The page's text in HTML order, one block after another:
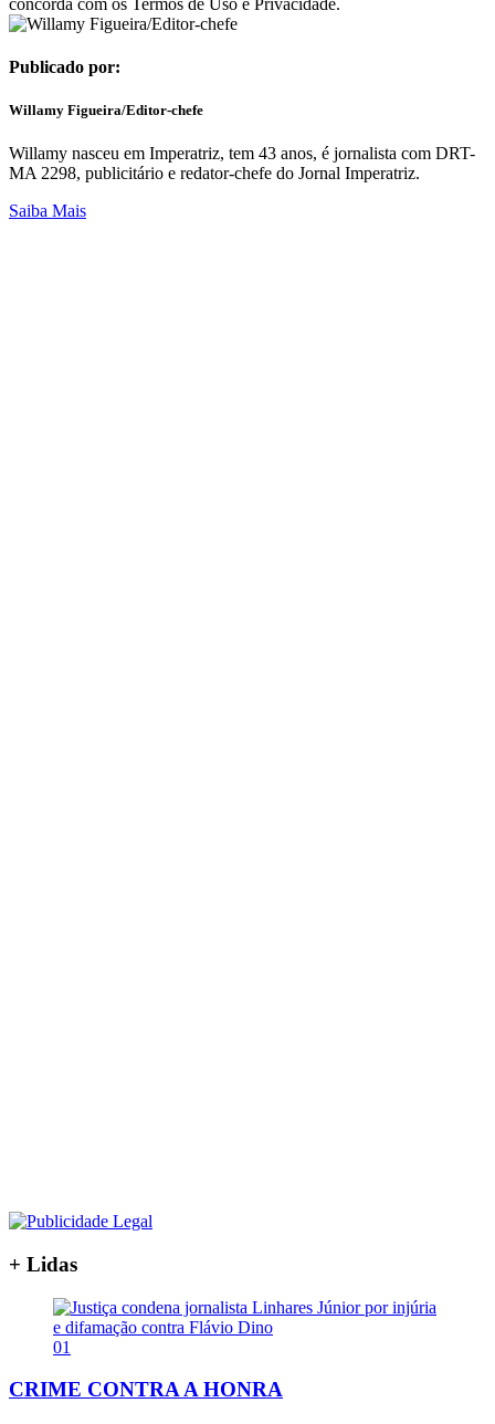
Publicado por:
Willamy Figueira/Editor-chefe
Willamy nasceu em Imperatriz, tem 43 anos, é jornalista com DRT-
MA 2298, publicitário e redator-chefe do Jornal Imperatriz.
Saiba Mais
+ Lidas
01
CRIME CONTRA A HONRA